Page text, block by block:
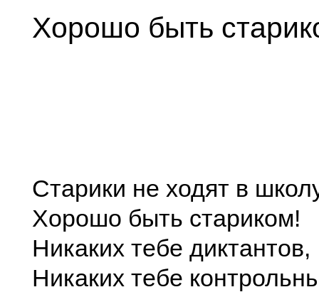
Хорошо быть
Старики не ходят в
Хорошо быть стариком!
Никаких тебе диктантов,
Никаких тебе